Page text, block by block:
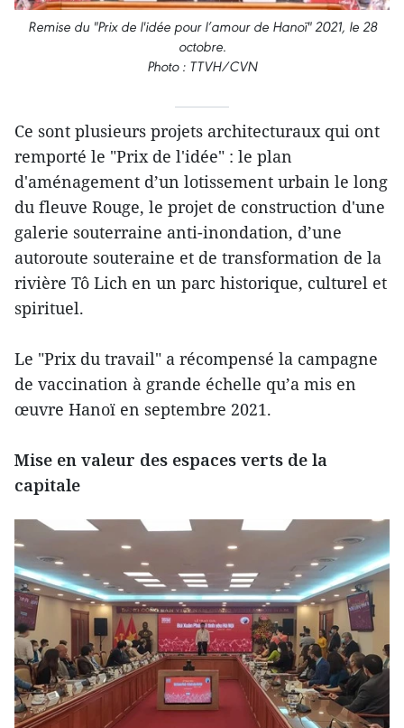
Remise du "Prix de l'idée pour l’amour de Hanoï" 2021, le 28
octobre.
Photo : TTVH/CVN
Ce sont plusieurs projets architecturaux qui ont
remporté le "Prix de l'idée" : le plan
d'aménagement d’un lotissement urbain le long
du fleuve Rouge, le projet de construction d'une
galerie souterraine anti-inondation, d’une
autoroute souteraine et de transformation de la
rivière Tô Lich en un parc historique, culturel et
spirituel.
Le "Prix du travail" a récompensé la campagne
de vaccination à grande échelle qu’a mis en
œuvre Hanoï en septembre 2021.
Mise en valeur des espaces verts de la
capitale